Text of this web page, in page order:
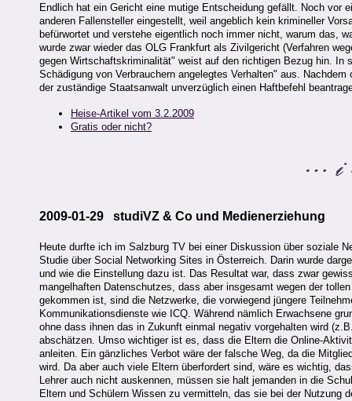
Endlich hat ein Gericht eine mutige Entscheidung gefällt. Noch vor
anderen Fallensteller eingestellt, weil angeblich kein krimineller
befürwortet und verstehe eigentlich noch immer nicht, warum das,
wurde zwar wieder das OLG Frankfurt als Zivilgericht (Verfahren
gegen Wirtschaftskriminalität" weist auf den richtigen Bezug hin.
Schädigung von Verbrauchern angelegtes Verhalten" aus.
der zuständige Staatsanwalt unverzüglich einen Haftbefehl
Heise-Artikel vom 3.2.2009
Gratis oder nicht?
2009-01-29 studiVZ & Co und Medienerziehung
Heute durfte ich im Salzburg TV bei einer Diskussion über soziale
Studie über Social Networking Sites in Österreich. Darin wurde
und wie die Einstellung dazu ist. Das Resultat war, dass zwar
mangelhaften Datenschutzes, dass aber insgesamt wegen der
gekommen ist, sind die Netzwerke, die vorwiegend jüngere
Kommunikationsdienste wie ICQ. Während nämlich Erwachsene
ohne dass ihnen das in Zukunft einmal negativ vorgehalten wird
abschätzen. Umso wichtiger ist es, dass die Eltern die Online-
anleiten. Ein gänzliches Verbot wäre der falsche Weg, da die
wird. Da aber auch viele Eltern überfordert sind, wäre es wichtig,
Lehrer auch nicht auskennen, müssen sie halt jemanden in die
Eltern und Schülern Wissen zu vermitteln, das sie bei der Nutzung